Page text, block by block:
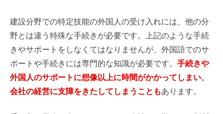
建設分野での特定技能の外国人の受け入れには、他の分
野とは違う特殊な手続きが必要です。上記のような手続
きやサポートをしなくてはなりませんが、外国語でのサ
ポートや手続きには専門的な知識が必要です。 手続きや
外国人のサポートに想像以上に時間がかかってしまい、
会社の経営に支障をきたしてしまうこともあります。